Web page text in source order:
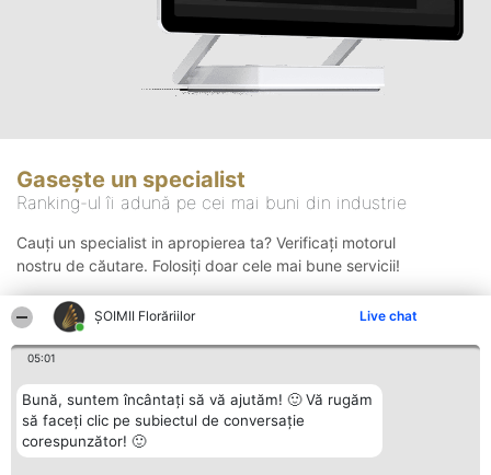
ȘOIMII Florăriilor Live chat
05:01
Bună, suntem încântați să vă ajutăm! 🙂 Vă rugăm
să faceți clic pe subiectul de conversație
corespunzător! 🙂
Gasește un specialist
Ranking-ul îi adună pe cei mai buni din industrie
Cauți un specialist in apropierea ta? Verificați motorul
nostru de căutare. Folosiți doar cele mai bune servicii!